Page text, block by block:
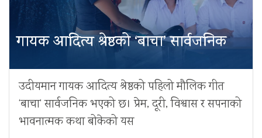
गायक आदित्य श्रेष्ठको ‘बाचा’ सार्वजनिक
उदीयमान गायक आदित्य श्रेष्ठको पहिलो मौलिक गीत
‘बाचा’ सार्वजनिक भएको छ। प्रेम, दूरी, विश्वास र सपनाको
भावनात्मक कथा बोकेको यस